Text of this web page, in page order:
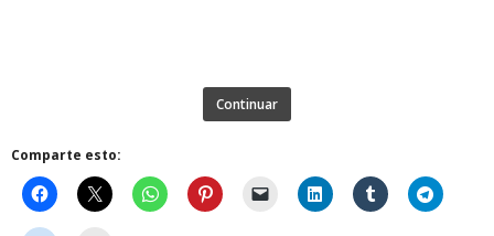
Continuar
Comparte esto: